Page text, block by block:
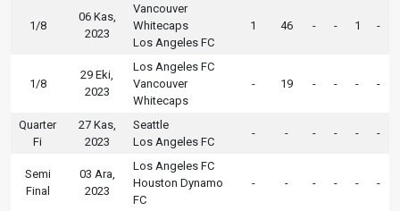
1/8
06 Kas,
2023
Vancouver
Whitecaps
Los Angeles FC
1 46 - - 1 -
1/8
29 Eki,
2023
Los Angeles FC
Vancouver
Whitecaps
- 19 - - - -
Quarter
Fi
27 Kas,
2023
Seattle
Los Angeles FC
- - - - - -
Semi
Final
03 Ara,
2023
Los Angeles FC
Houston Dynamo
FC
- - - - - -